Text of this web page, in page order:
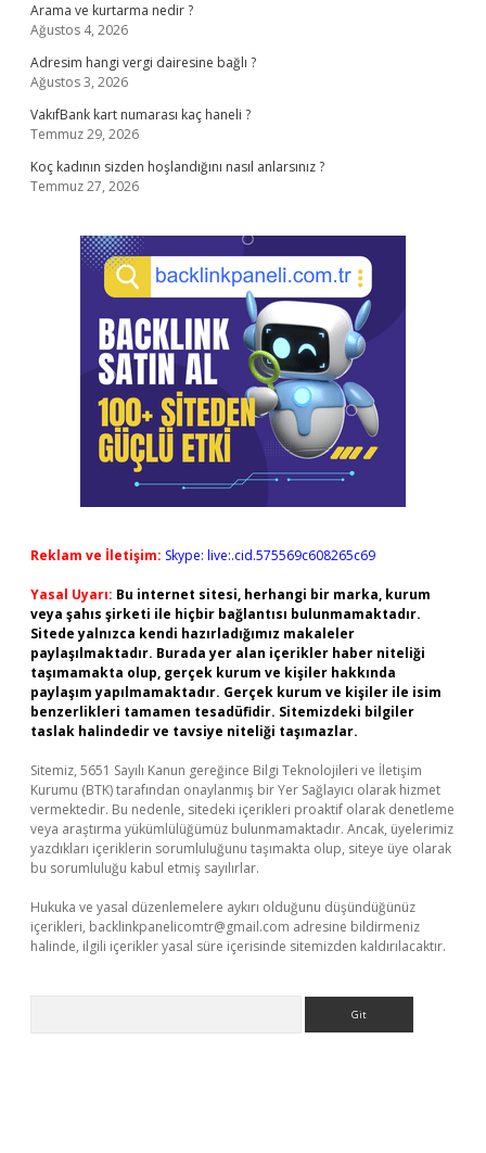
Arama ve kurtarma nedir ?
Ağustos 4, 2026
Adresim hangi vergi dairesine bağlı ?
Ağustos 3, 2026
VakıfBank kart numarası kaç haneli ?
Temmuz 29, 2026
Koç kadının sizden hoşlandığını nasıl anlarsınız ?
Temmuz 27, 2026
Reklam ve İletişim: Skype: live:.cid.575569c608265c69
Yasal Uyarı: Bu internet sitesi, herhangi bir marka, kurum
veya şahıs şirketi ile hiçbir bağlantısı bulunmamaktadır.
Sitede yalnızca kendi hazırladığımız makaleler
paylaşılmaktadır. Burada yer alan içerikler haber niteliği
taşımamakta olup, gerçek kurum ve kişiler hakkında
paylaşım yapılmamaktadır. Gerçek kurum ve kişiler ile isim
benzerlikleri tamamen tesadüfidir. Sitemizdeki bilgiler
taslak halindedir ve tavsiye niteliği taşımazlar.
Sitemiz, 5651 Sayılı Kanun gereğince Bilgi Teknolojileri ve İletişim
Kurumu (BTK) tarafından onaylanmış bir Yer Sağlayıcı olarak hizmet
vermektedir. Bu nedenle, sitedeki içerikleri proaktif olarak denetleme
veya araştırma yükümlülüğümüz bulunmamaktadır. Ancak, üyelerimiz
yazdıkları içeriklerin sorumluluğunu taşımakta olup, siteye üye olarak
bu sorumluluğu kabul etmiş sayılırlar.
Hukuka ve yasal düzenlemelere aykırı olduğunu düşündüğünüz
içerikleri, backlinkpanelicomtr@gmail.com adresine bildirmeniz
halinde, ilgili içerikler yasal süre içerisinde sitemizden kaldırılacaktır.